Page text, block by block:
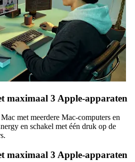
maximaal 3 Apple-apparaten
met meerdere Mac-computers en
en schakel met één druk op de
maximaal 3 Apple-apparaten